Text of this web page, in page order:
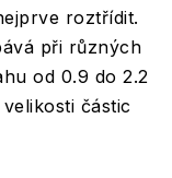
roztřídit.
při různých
od 0.9 do 2.2
částic